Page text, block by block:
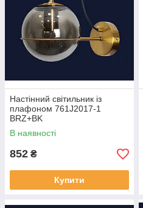
Настінний світильник із
плафоном 761J2017-1
BRZ+BK
В наявності
852 ₴
Купити